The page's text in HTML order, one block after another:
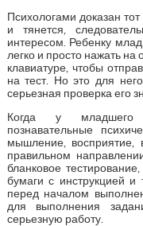
Психологами доказан
и тянется,
интересом. Ребенку
легко и просто нажать
клавиатуре, чтобы
на тест. Но это для
серьезная проверка его
Когда у младшего
познавательные
мышление, восприятие,
правильном
бланковое
бумаги с инструкцией
перед началом
для выполнения
серьезную работу.